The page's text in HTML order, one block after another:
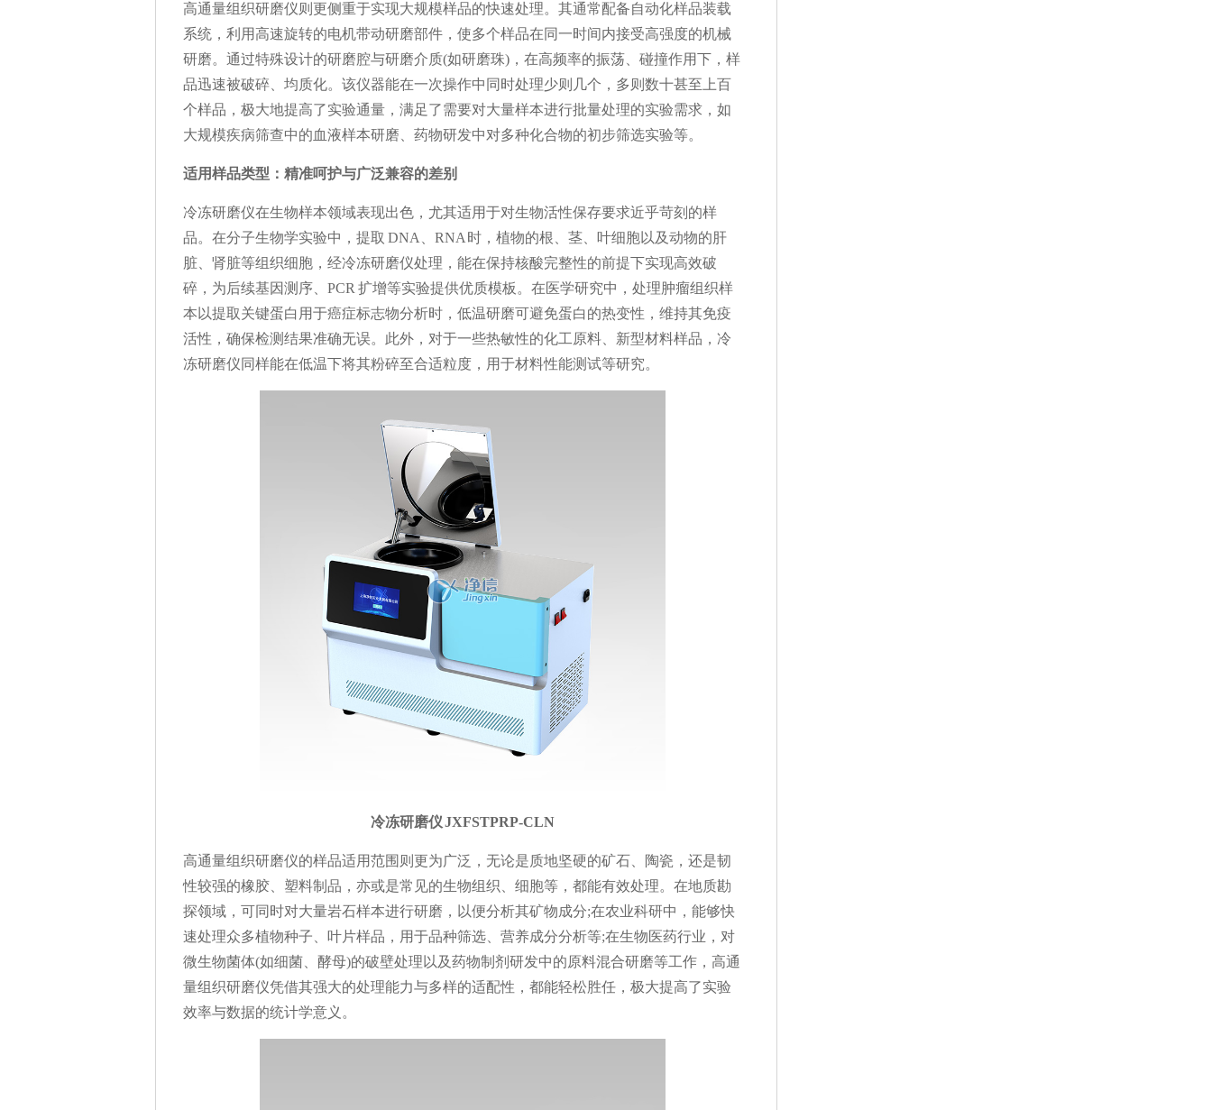
高通量组织研磨仪则更侧重于实现大规模样品的快速处理。其通常配备自动化样品装载
系统，利用高速旋转的电机带动研磨部件，使多个样品在同一时间内接受高强度的机械
研磨。通过特殊设计的研磨腔与研磨介质(如研磨珠)，在高频率的振荡、碰撞作用下，样
品迅速被破碎、均质化。该仪器能在一次操作中同时处理少则几个，多则数十甚至上百
个样品，极大地提高了实验通量，满足了需要对大量样本进行批量处理的实验需求，如
大规模疾病筛查中的血液样本研磨、药物研发中对多种化合物的初步筛选实验等。
适用样品类型：精准呵护与广泛兼容的差别
冷冻研磨仪在生物样本领域表现出色，尤其适用于对生物活性保存要求近乎苛刻的样
品。在分子生物学实验中，提取 DNA、RNA 时，植物的根、茎、叶细胞以及动物的肝
脏、肾脏等组织细胞，经冷冻研磨仪处理，能在保持核酸完整性的前提下实现高效破
碎，为后续基因测序、PCR 扩增等实验提供优质模板。在医学研究中，处理肿瘤组织样
本以提取关键蛋白用于癌症标志物分析时，低温研磨可避免蛋白的热变性，维持其免疫
活性，确保检测结果准确无误。此外，对于一些热敏性的化工原料、新型材料样品，冷
冻研磨仪同样能在低温下将其粉碎至合适粒度，用于材料性能测试等研究。
冷冻研磨仪 JXFSTPRP-CLN
高通量组织研磨仪的样品适用范围则更为广泛，无论是质地坚硬的矿石、陶瓷，还是韧
性较强的橡胶、塑料制品，亦或是常见的生物组织、细胞等，都能有效处理。在地质勘
探领域，可同时对大量岩石样本进行研磨，以便分析其矿物成分;在农业科研中，能够快
速处理众多植物种子、叶片样品，用于品种筛选、营养成分分析等;在生物医药行业，对
微生物菌体(如细菌、酵母)的破壁处理以及药物制剂研发中的原料混合研磨等工作，高通
量组织研磨仪凭借其强大的处理能力与多样的适配性，都能轻松胜任，极大提高了实验
效率与数据的统计学意义。